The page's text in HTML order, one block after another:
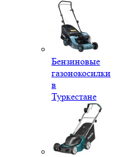
Бензиновые
газонокосилки
в
Туркестане